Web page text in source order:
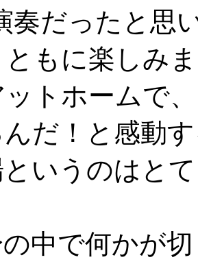
奏だったと思
ともに楽しみ
ットホームで
んだ！と感動
いうのはと
中で何かが